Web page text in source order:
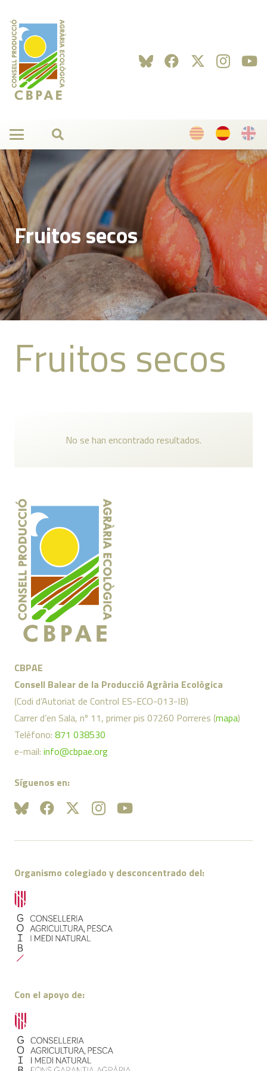
Fruitos secos
Fruitos secos
No se han encontrado resultados.
CBPAE
Consell Balear de la Producció Agrària Ecològica
(Codi d’Autoriat de Control ES-ECO-013-IB)
Carrer d’en Sala, nº 11, primer pis 07260 Porreres (mapa)
Teléfono: 871 038530
e-mail: info@cbpae.org
Síguenos en:
Organismo colegiado y desconcentrado del:
Con el apoyo de: